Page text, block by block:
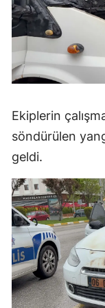
Ekiplerin
söndürülen
geldi.